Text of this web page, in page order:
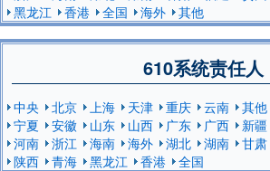
黑龙江
香港 全国 海外 其他
610系统责任人
中央 北京 上海 天津 重庆 云南 其他
宁夏
安徽 山东 山西 广东 广西 新疆
河南
浙江 海南 海外 湖北 湖南 甘肃
陕西
青海 黑龙江 香港 全国